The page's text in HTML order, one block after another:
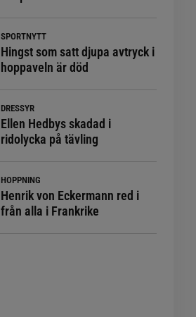
SPORTNYTT
Hingst som satt djupa avtryck i
hoppaveln är död
DRESSYR
Ellen Hedbys skadad i
ridolycka på tävling
HOPPNING
Henrik von Eckermann red i
från alla i Frankrike